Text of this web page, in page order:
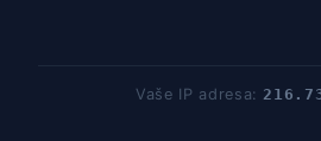
Vaše IP adresa: